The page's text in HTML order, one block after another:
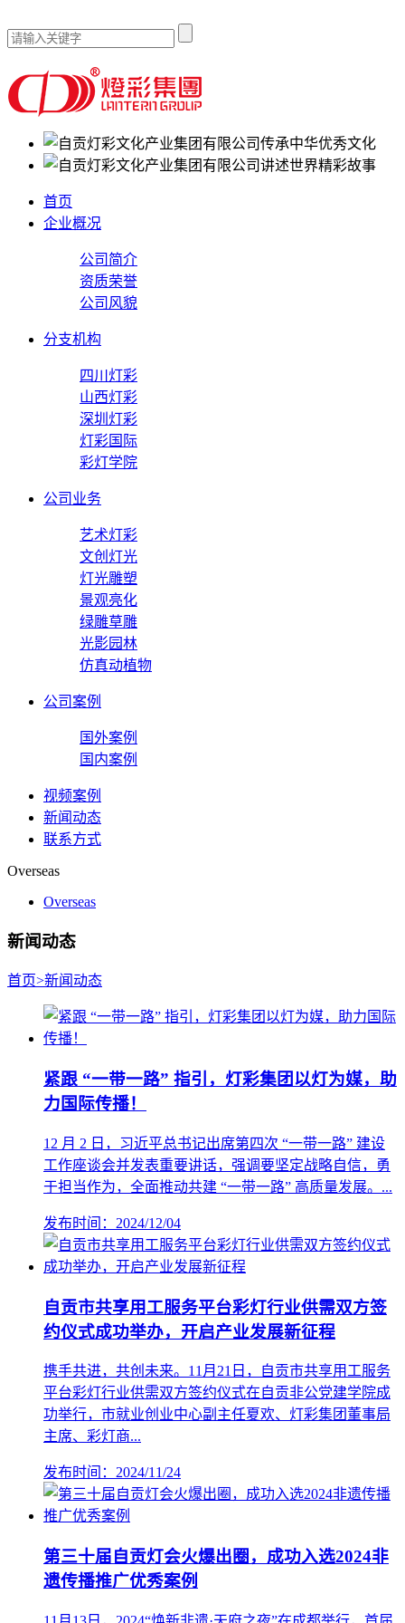
传承中华优秀文化
讲述世界精彩故事
首页
企业概况
公司简介
资质荣誉
公司风貌
分支机构
四川灯彩
山西灯彩
深圳灯彩
灯彩国际
彩灯学院
公司业务
艺术灯彩
文创灯光
灯光雕塑
景观亮化
绿雕草雕
光影园林
仿真动植物
公司案例
国外案例
国内案例
视频案例
新闻动态
联系方式
Overseas
Overseas
新闻动态
首页>新闻动态
紧跟 “一带一路” 指引，灯彩集团以灯为媒，助
力国际传播！
12 月 2 日，习近平总书记出席第四次 “一带一路” 建设
工作座谈会并发表重要讲话，强调要坚定战略自信，勇
于担当作为，全面推动共建 “一带一路” 高质量发展。...
发布时间：2024/12/04
自贡市共享用工服务平台彩灯行业供需双方签
约仪式成功举办，开启产业发展新征程
携手共进，共创未来。11月21日，自贡市共享用工服务
平台彩灯行业供需双方签约仪式在自贡非公党建学院成
功举行，市就业创业中心副主任夏欢、灯彩集团董事局
主席、彩灯商...
发布时间：2024/11/24
第三十届自贡灯会火爆出圈，成功入选2024非
遗传播推广优秀案例